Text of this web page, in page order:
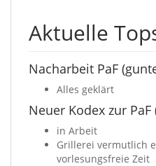
Aktuelle
Nacharbeit PaF
Alles geklärt
Neuer Kodex zur
in Arbeit
Grillerei vermutlich
vorlesungsfreie Zeit